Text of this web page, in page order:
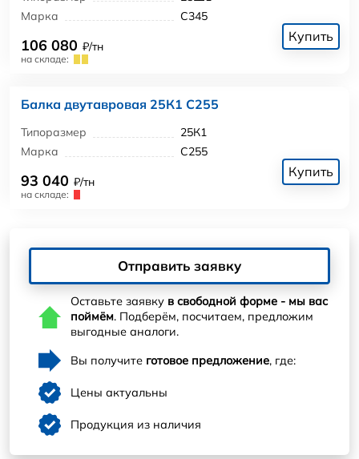
Марка
С345
106 080 ₽/тн
на складе:
Купить
Балка двутавровая 25К1 С255
Типоразмер
25К1
Марка
С255
93 040 ₽/тн
на складе:
Купить
Отправить заявку
Оставьте заявку в свободной форме - мы вас
поймём. Подберём, посчитаем, предложим
выгодные аналоги.
Вы получите готовое предложение, где:
Цены актуальны
Продукция из наличия